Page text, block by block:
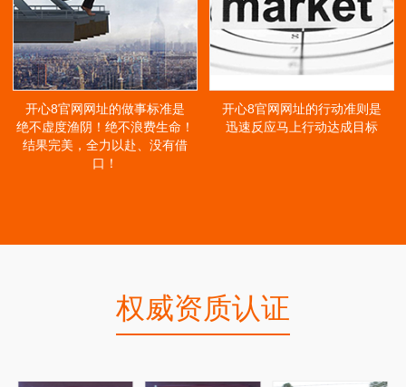
开心8官网网址的做事标准是
绝不虚度渔阴！绝不浪费生命！
结果完美，全力以赴、没有借
口！
开心8官网网址的行动准则是
迅速反应马上行动达成目标
权威资质认证